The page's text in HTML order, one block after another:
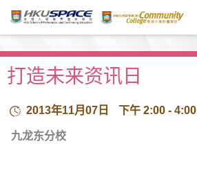
主
容打造未来资讯日
2013年11月07日 下午 2:00 - 4:00
九龙东分校